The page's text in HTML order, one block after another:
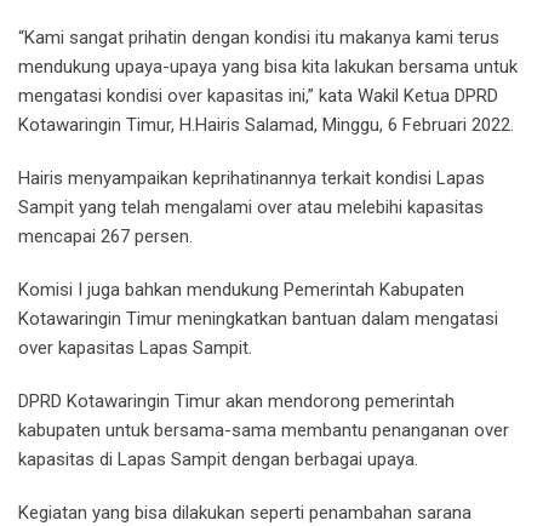
“Kami sangat prihatin dengan kondisi itu makanya kami terus
mendukung upaya-upaya yang bisa kita lakukan bersama untuk
mengatasi kondisi over kapasitas ini,” kata Wakil Ketua DPRD
Kotawaringin Timur, H.Hairis Salamad, Minggu, 6 Februari 2022.
Hairis menyampaikan keprihatinannya terkait kondisi Lapas
Sampit yang telah mengalami over atau melebihi kapasitas
mencapai 267 persen.
Komisi I juga bahkan mendukung Pemerintah Kabupaten
Kotawaringin Timur meningkatkan bantuan dalam mengatasi
over kapasitas Lapas Sampit.
DPRD Kotawaringin Timur akan mendorong pemerintah
kabupaten untuk bersama-sama membantu penanganan over
kapasitas di Lapas Sampit dengan berbagai upaya.
Kegiatan yang bisa dilakukan seperti penambahan sarana